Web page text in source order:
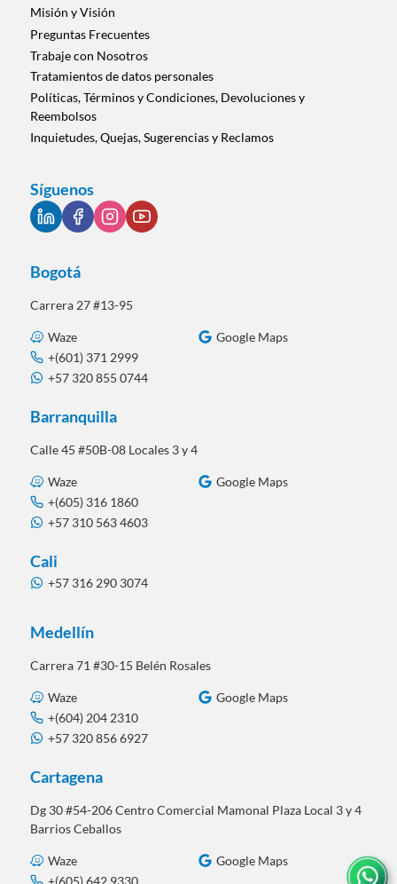
Misión y Visión
Preguntas Frecuentes
Trabaje con Nosotros
Tratamientos de datos personales
Políticas, Términos y Condiciones, Devoluciones y
Reembolsos
Inquietudes, Quejas, Sugerencias y Reclamos
Síguenos
Bogotá
Carrera 27 #13-95
Waze
Google Maps
+(601) 371 2999
+57 320 855 0744
Barranquilla
Calle 45 #50B-08 Locales 3 y 4
Waze
Google Maps
+(605) 316 1860
+57 310 563 4603
Cali
+57 316 290 3074
Medellín
Carrera 71 #30-15 Belén Rosales
Waze
Google Maps
+(604) 204 2310
+57 320 856 6927
Cartagena
Dg 30 #54-206 Centro Comercial Mamonal Plaza Local 3 y 4
Barrios Ceballos
Waze
Google Maps
+(605) 642 9330